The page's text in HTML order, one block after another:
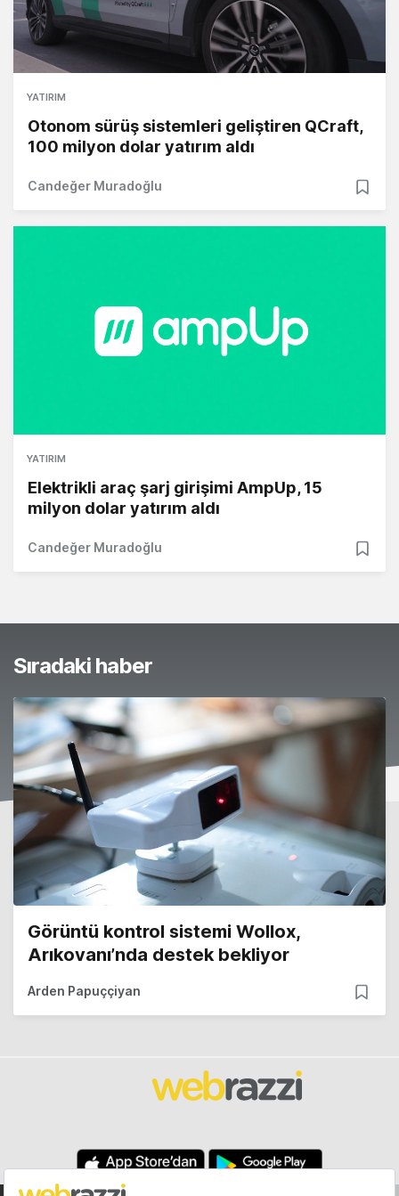
YATIRIM
Otonom sürüş sistemleri geliştiren QCraft,
100 milyon dolar yatırım aldı
Candeğer Muradoğlu
YATIRIM
Elektrikli araç şarj girişimi AmpUp, 15
milyon dolar yatırım aldı
Candeğer Muradoğlu
Sıradaki haber
Görüntü kontrol sistemi Wollox,
Arıkovanı’nda destek bekliyor
Arden Papuççiyan